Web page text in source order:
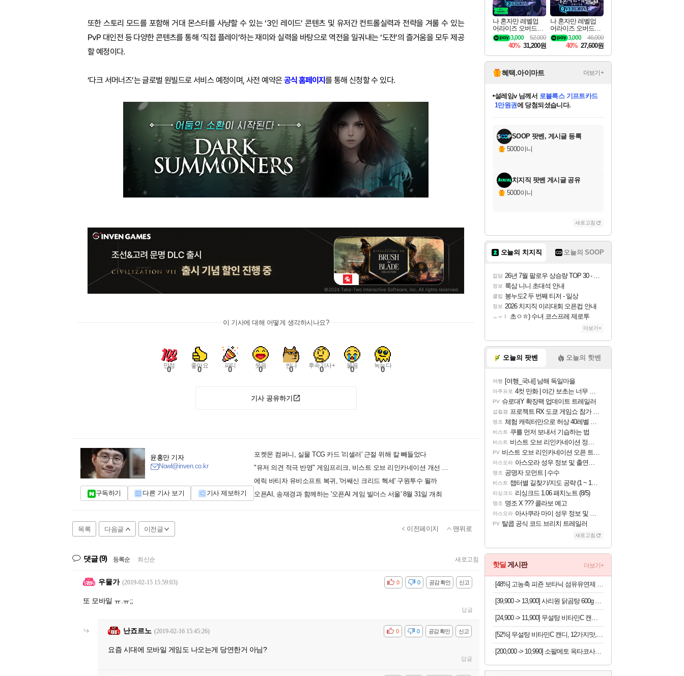
또한 스토리 모드를 포함해 거대 몬스터를 사냥할 수 있는 ‘3인 레이드’ 콘텐츠 및 유저간 컨트롤실력과 전략을 겨룰 수 있는
PvP 대인전 등 다양한 콘텐츠를 통해 ‘직접 플레이’하는 재미와 실력을 바탕으로 역전을 일궈내는 ‘도전’의 즐거움을 모두 제공
할 예정이다.
‘다크 서머너즈’는 글로벌 원빌드로 서비스 예정이며, 사전 예약은공식 홈페이지를 통해 신청할 수 있다.
이 기사에 대해 어떻게 생각하시나요?
만점
0 좋아요
0 파티
0 웃음
0 씬나
0 후속기사+
0 울음
0 녹는다
0
기사 공유하기
윤홍만 기자
Nowl@inven.co.kr
구독하기 다른 기사 보기 기사 제보하기
포켓몬 컴퍼니, 실물 TCG 카드 '리셀러' 근절 위해 칼 빼들었다
"유저 의견 적극 반영" 게임프리크, 비스트 오브 리인카네이션 개선 나선다
에릭 바티자 유비소프트 복귀, '어쌔신 크리드 헥세' 구원투수 될까
오픈AI, 송재경과 함께하는 '오픈AI 게임 빌더스 서울' 8월 31일 개최
목록 다음글 이전글 이전페이지 맨위로
댓글(9) 등록순 최신순 새로고침
우물가 (2019-02-15 15:59:03) 신고
공감 확인
비공감 0
0
또 모바일 ㅠ.ㅠ;;
답글
난죠르노 (2019-02-16 15:45:26) 신고
공감 확인
비공감 0
0
요즘 시대에 모바일 게임도 나오는게 당연한거 아님?
답글
나 혼자만 레벨업
어라이즈 오버드라
이브 디럭스 에디션
Solo Leveling Arise
Overdrive Deluxe Edi
tion
52,000
3,000
40% 31,200원
나 혼자만 레벨업
어라이즈 오버드라
이브 Solo Leveling A
rise
46,000
3,000
40% 27,600원
혜택.아이마트 더보기+
당첨되셨습니다.
당첨되셨습니다.
어느덧님께서엘든 링 밤의 통치자
디럭스 에디션 (스팀코드)에
당첨되셨습니다.
에디션 (스팀코드) 를 교환.
당첨되셨습니다.
당첨되셨습니다.
당첨되셨습니다.
당첨되셨습니다.
SOOP 팟벤, 게시글 등록
5000이니
치지직 팟벤 게시글 공유
5000이니
새로고침
오늘의 치지직 오늘의 SOOP
잡담 26년 7월 팔로우 상승량 TOP 30 - 월간 치지직
정보 룩삼 니니 초대석 안내
클립 봉누도2 두 번째 티저 - 일상
정보 2026 치지직 이리대회 오픈컵 안내
ㅗㅜㅑ 초ㅇㅎ) 수녀 코스프레 제로투
더보기+
오늘의 팟벤 오늘의 핫벤
여행 [여행_국내] 남해 독일마을
아주프로 4컷 만화 | 야간 보초는 너무 힘들어
PV 슈로대Y 확장팩 업데이트 트레일러
섭컬겜 프로젝트 RX 도쿄 게임쇼 참가 결정
명조 체험 캐릭터만으로 허상 40레벨 하이와티아 5분 컷!｜에이메스·린네·모니에 명함
비스트 쿠를 먼저 보내서 기습하는 법
비스트 비스트 오브 리인카네이션 정보/공략글 모음
PV 비스트 오브 리인카네이션 오픈 트레일러
아스오라 아스오라 성우 정보 및 출연작 모음
명조 공명자 모먼트 | 수수
비스트 챕터별 길찾기/지도 공략 (1 ~ 12장)
리싱크드 리싱크드 1.06 패치노트 (8/5)
명조 명조 X ??? 콜라보 예고
아스오라 아사쿠라 마이 성우 정보 및 주요 필모
PV 탈콥 공식 코드 브리치 트레일러
새로고침
핫딜 게시판 더보기+
[48%] 고농축 피죤 보타닉 섬유유연제 프리지아 자몽, 1.3L, 4개
[39,900 -> 13,900] 사리원 닭곰탕 600g x 4팩
[24,900 -> 11,900] 무설탕 비타민C 캔디 12가지맛 1kg
[52%] 무설탕 비타민C 캔디, 12가지맛, 1kg, 1개
[200,000 -> 10,990] 소팔메토 옥타코사놀 포맨 x 2박스